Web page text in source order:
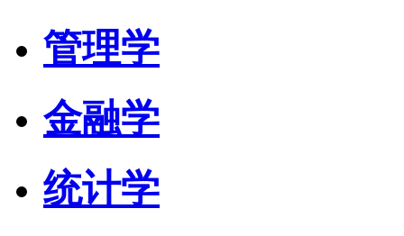
管理学
金融学
统计学